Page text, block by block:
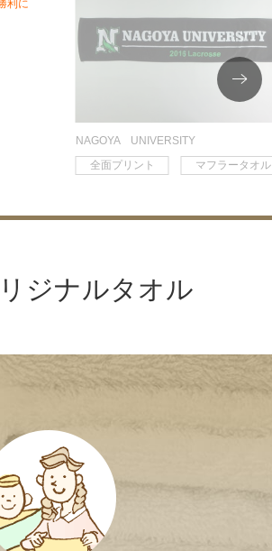
利に
NAGOYA UNIVERSITY
全面プリント
マフラータオル
ジナルタオル